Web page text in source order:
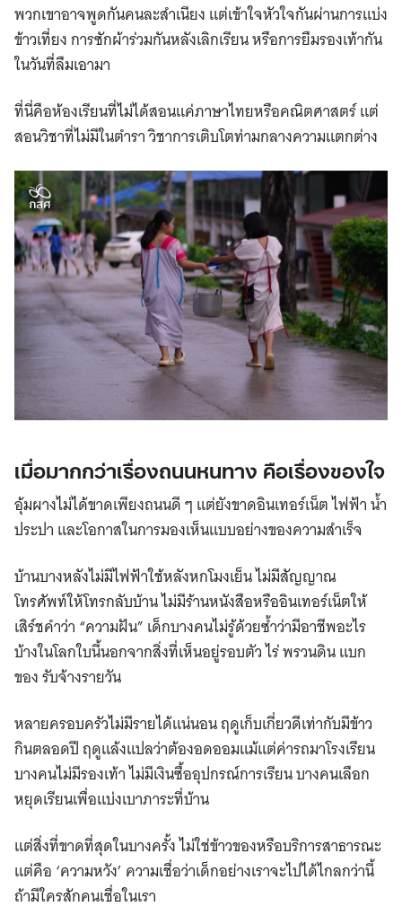
พวกเขาอาจพูดกันคนละสำเนียง แต่เข้าใจหัวใจกันผ่านการแบ่ง
ข้าวเที่ยง การซักผ้าร่วมกันหลังเลิกเรียน หรือการยืมรองเท้ากัน
ในวันที่ลืมเอามา
ที่นี่คือห้องเรียนที่ไม่ได้สอนแค่ภาษาไทยหรือคณิตศาสตร์ แต่
สอนวิชาที่ไม่มีในตำรา วิชาการเติบโตท่ามกลางความแตกต่าง
เมื่อมากกว่าเรื่องถนนหนทาง คือเรื่องของใจ
อุ้มผางไม่ได้ขาดเพียงถนนดี ๆ แต่ยังขาดอินเทอร์เน็ต ไฟฟ้า น้ำ
ประปา และโอกาสในการมองเห็นแบบอย่างของความสำเร็จ
บ้านบางหลังไม่มีไฟฟ้าใช้หลังหกโมงเย็น ไม่มีสัญญาณ
โทรศัพท์ให้โทรกลับบ้าน ไม่มีร้านหนังสือหรืออินเทอร์เน็ตให้
เสิร์ชคำว่า “ความฝัน” เด็กบางคนไม่รู้ด้วยซ้ำว่ามีอาชีพอะไร
บ้างในโลกใบนี้นอกจากสิ่งที่เห็นอยู่รอบตัว ไร่ พรวนดิน แบก
ของ รับจ้างรายวัน
หลายครอบครัวไม่มีรายได้แน่นอน ฤดูเก็บเกี่ยวดีเท่ากับมีข้าว
กินตลอดปี ฤดูแล้งแปลว่าต้องอดออมแม้แต่ค่ารถมาโรงเรียน
บางคนไม่มีรองเท้า ไม่มีเงินซื้ออุปกรณ์การเรียน บางคนเลือก
หยุดเรียนเพื่อแบ่งเบาภาระที่บ้าน
แต่สิ่งที่ขาดที่สุดในบางครั้ง ไม่ใช่ข้าวของหรือบริการสาธารณะ
แต่คือ ‘ความหวัง’ ความเชื่อว่าเด็กอย่างเราจะไปได้ไกลกว่านี้
ถ้ามีใครสักคนเชื่อในเรา